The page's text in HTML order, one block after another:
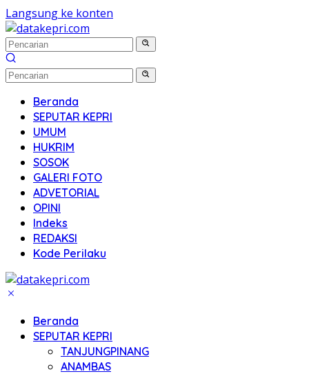
Langsung ke konten
Beranda
SEPUTAR KEPRI
UMUM
HUKRIM
SOSOK
GALERI FOTO
ADVETORIAL
OPINI
Indeks
REDAKSI
Kode Perilaku
Beranda
SEPUTAR KEPRI
TANJUNGPINANG
ANAMBAS